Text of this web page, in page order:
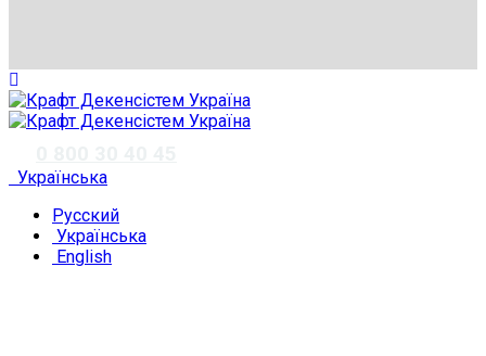
Українська
Русский
Українська
English